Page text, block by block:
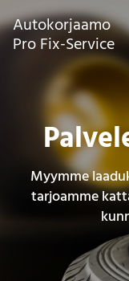
Autokorjaamo
Pro Fix-Service
Myymme
tarjoamme